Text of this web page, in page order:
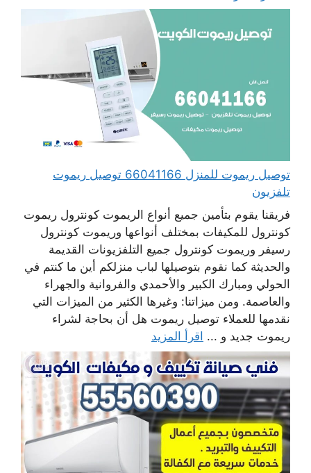
توصيل ريموت للمنزل 66041166 توصيل ريموت
تلفزيون
فريقنا يقوم بتأمين جميع أنواع الريموت كونترول ريموت
كونترول للمكيفات بمختلف أنواعها وريموت كونترول
رسيفر وريموت كونترول جميع التلفزيونات القديمة
والحديثة كما نقوم بتوصيلها لباب منزلكم أين ما كنتم في
الحولي ومبارك الكبير والأحمدي والفروانية والجهراء
والعاصمة. ومن ميزاتنا: وغيرها الكثير من الميزات التي
نقدمها للعملاء توصيل ريموت هل أن بحاجة لشراء
ريموت جديد و ... اقرأ المزيد